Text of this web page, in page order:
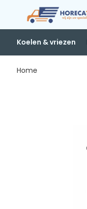
Koelen & vriezen
Home